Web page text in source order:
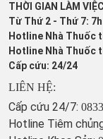
THỜI GIAN LÀM
Từ Thứ 2 - Thứ 7:
Hotline Nhà Thuốc
Hotline Nhà Thuốc
Cấp cứu: 24/24
LIÊN HỆ:
Cấp cứu 24/7:
Hotline Tiêm